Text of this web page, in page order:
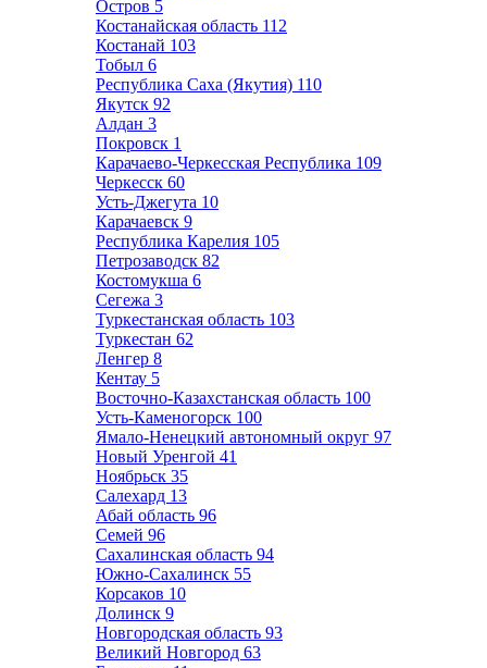
Остров 5
Костанайская область 112
Костанай 103
Тобыл 6
Республика Саха (Якутия) 110
Якутск 92
Алдан 3
Покровск 1
Карачаево-Черкесская Республика 109
Черкесск 60
Усть-Джегута 10
Карачаевск 9
Республика Карелия 105
Петрозаводск 82
Костомукша 6
Сегежа 3
Туркестанская область 103
Туркестан 62
Ленгер 8
Кентау 5
Восточно-Казахстанская область 100
Усть-Каменогорск 100
Ямало-Ненецкий автономный округ 97
Новый Уренгой 41
Ноябрьск 35
Салехард 13
Абай область 96
Семей 96
Сахалинская область 94
Южно-Сахалинск 55
Корсаков 10
Долинск 9
Новгородская область 93
Великий Новгород 63